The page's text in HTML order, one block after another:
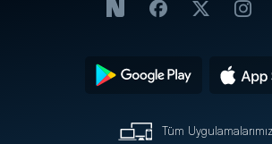
Tüm Uygulamalarımız